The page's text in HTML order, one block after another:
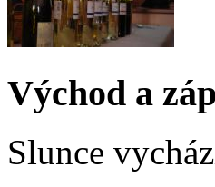
Východ a
Slunce